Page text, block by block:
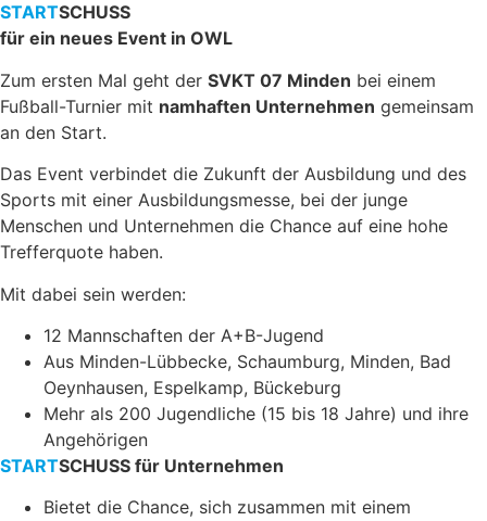
STARTSCHUSS
für ein neues Event in OWL
Zum ersten Mal geht der SVKT 07 Minden bei einem
Fußball-Turnier mit namhaften Unternehmen gemeinsam
an den Start.
Das Event verbindet die Zukunft der Ausbildung und des
Sports mit einer Ausbildungsmesse, bei der junge
Menschen und Unternehmen die Chance auf eine hohe
Trefferquote haben.
Mit dabei sein werden:
12 Mannschaften der A+B-Jugend
Aus Minden-Lübbecke, Schaumburg, Minden, Bad
Oeynhausen, Espelkamp, Bückeburg
Mehr als 200 Jugendliche (15 bis 18 Jahre) und ihre
Angehörigen
STARTSCHUSS für Unternehmen
Bietet die Chance, sich zusammen mit einem